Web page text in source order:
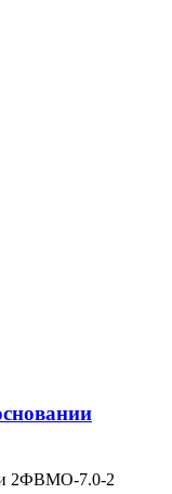
2ФВМO-7.0-2